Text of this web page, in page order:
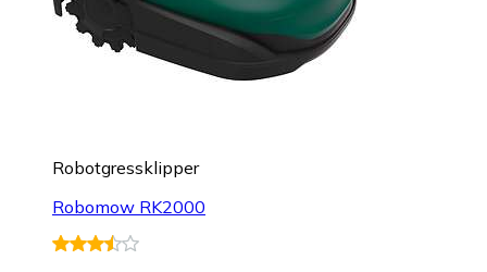
Robotgressklipper
Robomow RK2000